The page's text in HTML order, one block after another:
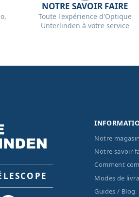
NOTRE SAVOIR FAIRE
Toute l'expérience d'Optique
Unterlinden à votre service
Notre magasin
Notre savoir
Comment
Modes de
Guides / Blog